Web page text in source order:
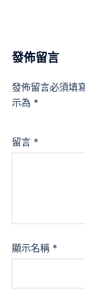
發佈留言
發佈留言必須填
示為 *
留言 *
顯示名稱 *